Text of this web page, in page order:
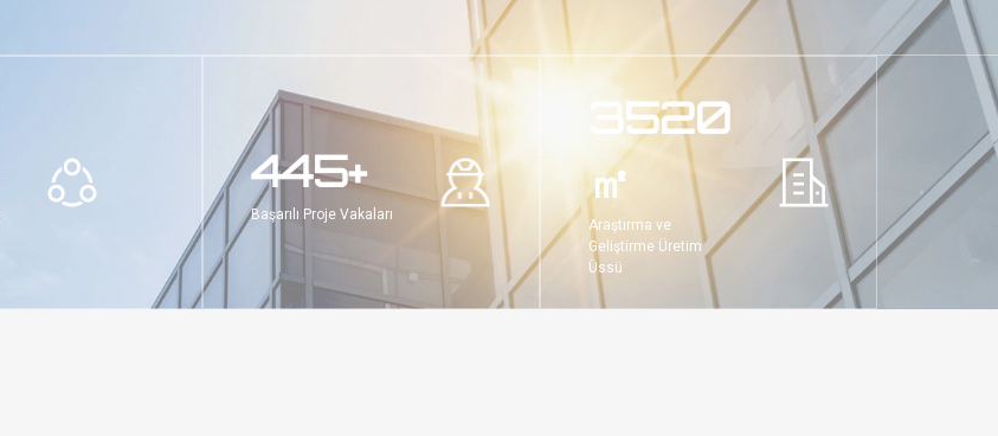
500+
Başarılı Proje Vakaları
4000
㎡
Araştırma ve
Geliştirme Üretim
Üssü